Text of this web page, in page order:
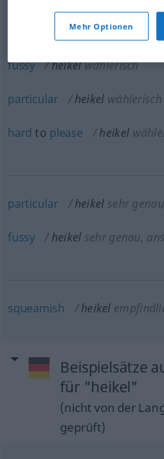
fussy heikelwählerisch
particular heikel wählerisch
hard to please heikel
particular heikel sehr
fussy heikel sehr genau,
squeamish heikel
Beispielsätze
für "heikel"
(nicht von der
geprüft)
Mehr Optionen